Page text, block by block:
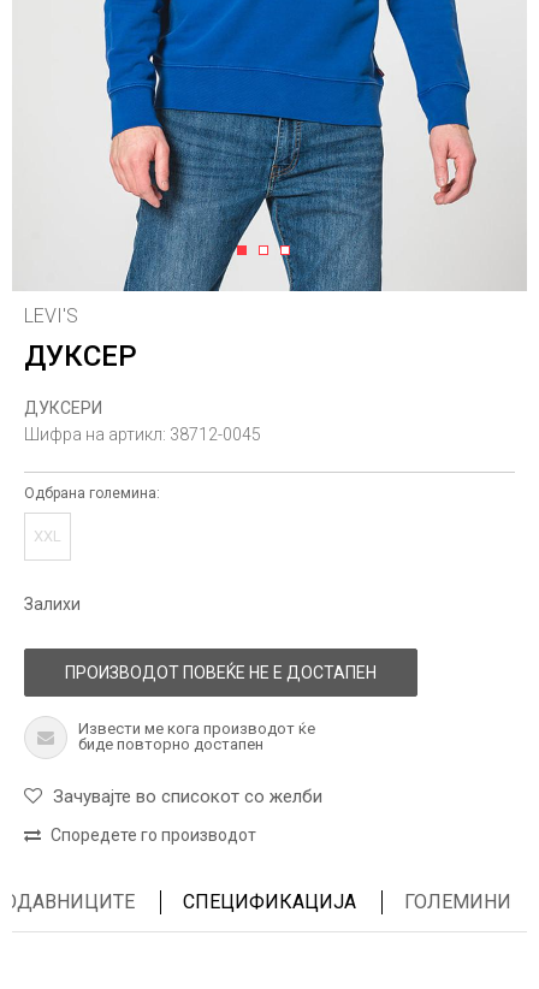
1 2 3
LEVI'S
ДУКСЕР
ДУКСЕРИ
Шифра на артикл: 38712-0045
Одбрана големина:
XXL
Залихи
ПРОИЗВОДОТ ПОВЕЌЕ НЕ Е ДОСТАПЕН
Извести ме кога производот ќе
биде повторно достапен
Зачувајте во списокот со желби
Споредете го производот
СПЕЦИФИКАЦИЈА ГОЛЕМИНИ